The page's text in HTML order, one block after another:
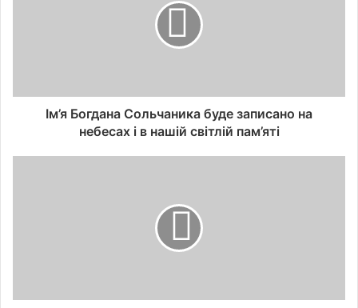
Ім’я Богдана Сольчаника буде записано на
небесах і в нашій світлій пам’яті